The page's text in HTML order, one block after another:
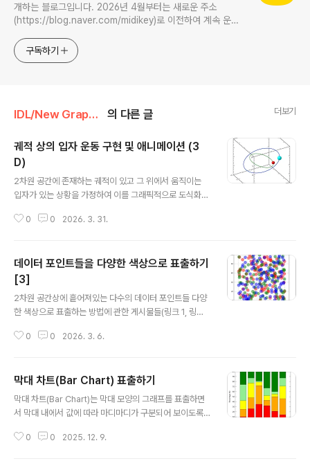
개하는 블로그입니다. 2026년 4월부터는 새로운 주소
(https://blog.naver.com/midikey)로 이전하여 계속 운영
구독하기
IDL/New Graphics 의 다른 글 더보기
궤적 상의 입자 운동 구현 및 애니메이션 (3
D)
2차원 공간에 존재하는 궤적이 있고 그 위에서 움직이는
입자가 있는 상황을 가정하여 이를 그래픽적으로 도식화하
를 소개하는 게시물을 얼마전에 올린 바 있습니다. 이번에
이는 입자가 있는 상황을 가정하여 이를 그래픽적으로 도
식화하고 그 움직임을 담은 애니메이션 파일을 만들어보는
예제를 소개해보기로 합니다. 사실 전반적인 내용의 흐름
자체는 2차원 예제와 크게 다르지는 않습니다. 다만 모든
것이 3차원이 구현된다는 부분만 다를 뿐입니다. 그러면 3
차원 공간상에 존재하는 궤적을 구성하는 점들의 좌표 데
0 0 2026. 3. 31.
데이터 포인트들을 다양한 색상으로 표출하기
[3]
2차원 공간상에 흩어져있는 다수의 데이터 포인트들 다양
한 색상으로 표출하는 방법에 관한 게시물들(링크 1, 링크
위하여 SCATTERPLOT 및 BUBBLEPLOT 함수를 사
고자 합니다. 먼저 예제 데이터를 생성하는 과정부터 시작
하면 다음과 같습니다. n = 100 x1 = RANDOMU(-1, n)
*100 y1 = RANDOMU(-2, n)*100 x2 = RANDOM
NDOMU(-5, n)*100 y3 = RANDOMU(-6, n)*100
0 0 2026. 3. 6.
막대 차트(Bar Chart) 표출하기
막대 차트(Bar Chart)는 막대 모양의 그래프를 표출하면
서 막대 내에서 값에 따라 마디마디가 구분되어 보이도록
림만 먼저 본다면 다음과 같습니다. 이 그림에서는 어떤 설
0 0 2025. 12. 9.